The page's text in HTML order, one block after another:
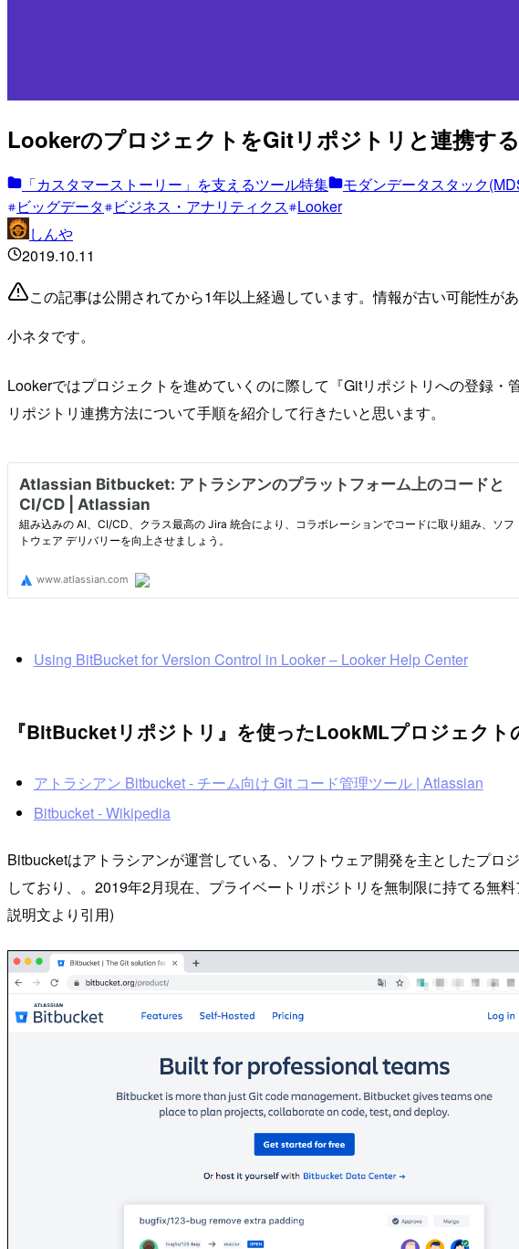
LookerのプロジェクトをGitリポジトリと連携す
「カスタマーストーリー」を支えるツール特集
モダンデータスタック
ビッグデータ
ビジネス・アナリティクス Looker
しんや
2019.10.11
この記事は公開されてから1年以上経過しています。情報が古い可能性が
小ネタです。
Lookerではプロジェクトを進めていくのに際して『Gitリポジトリへの登録
リポジトリ連携方法について手順を紹介して行きたいと思います。
Using BitBucket for Version Control in Looker – Looker Help Center
『BitBucketリポジトリ』を使ったLookMLプロジェクト
アトラシアン Bitbucket - チーム向け Git コード管理ツール | Atlassian
Bitbucket - Wikipedia
Bitbucketはアトラシアンが運営している、ソフトウェア開発を主としたプ
しており、。2019年2月現在、プライベートリポジトリを無制限に持てる無
説明文より引用)